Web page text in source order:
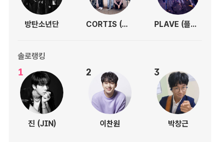
방탄소년단 CORTIS (코르티스) PLAVE (플레이브)
솔로랭킹
1
진 (JIN)
2
이찬원
3
박창근